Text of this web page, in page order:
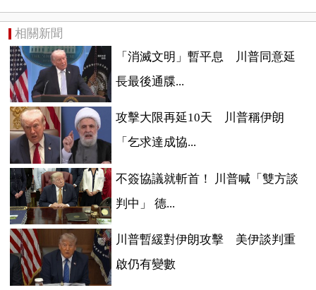
相關新聞
「消滅文明」暫平息 川普同意延
長最後通牒...
攻擊大限再延10天 川普稱伊朗
「乞求達成協...
不簽協議就斬首！ 川普喊「雙方談
判中」 德...
川普暫緩對伊朗攻擊 美伊談判重
啟仍有變數